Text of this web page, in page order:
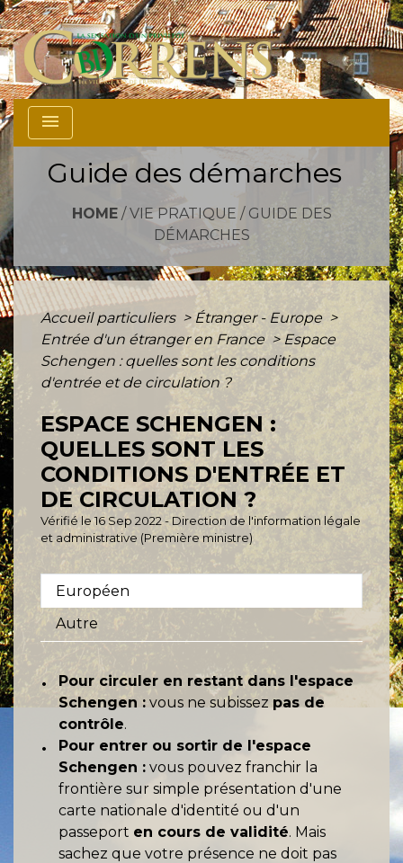
menu
Guide des démarches
HOME/ VIE PRATIQUE / GUIDE DES
DÉMARCHES
Accueil particuliers > Étranger - Europe >
Entrée d'un étranger en France > Espace
Schengen : quelles sont les conditions
d'entrée et de circulation ?
ESPACE SCHENGEN :
QUELLES SONT LES
CONDITIONS D'ENTRÉE ET
DE CIRCULATION ?
Vérifié le 16 Sep 2022 - Direction de l'information légale
et administrative (Première ministre)
Européen
Autre
Pour circuler en restant dans l'espace
Schengen : vous ne subissez pas de
contrôle.
Pour entrer ou sortir de l'espace
Schengen : vous pouvez franchir la
frontière sur simple présentation d'une
carte nationale d'identité ou d'un
passeport en cours de validité. Mais
sachez que votre présence ne doit pas